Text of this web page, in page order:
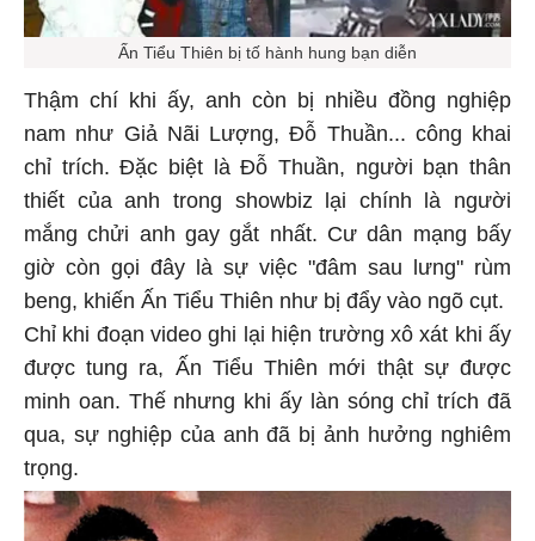
Ấn Tiểu Thiên bị tố hành hung bạn diễn
Thậm chí khi ấy, anh còn bị nhiều đồng nghiệp
nam như Giả Nãi Lượng, Đỗ Thuần... công khai
chỉ trích. Đặc biệt là Đỗ Thuần, người bạn thân
thiết của anh trong showbiz lại chính là người
mắng chửi anh gay gắt nhất. Cư dân mạng bấy
giờ còn gọi đây là sự việc "đâm sau lưng" rùm
beng, khiến Ấn Tiểu Thiên như bị đẩy vào ngõ cụt.
Chỉ khi đoạn video ghi lại hiện trường xô xát khi ấy
được tung ra, Ấn Tiểu Thiên mới thật sự được
minh oan. Thế nhưng khi ấy làn sóng chỉ trích đã
qua, sự nghiệp của anh đã bị ảnh hưởng nghiêm
trọng.